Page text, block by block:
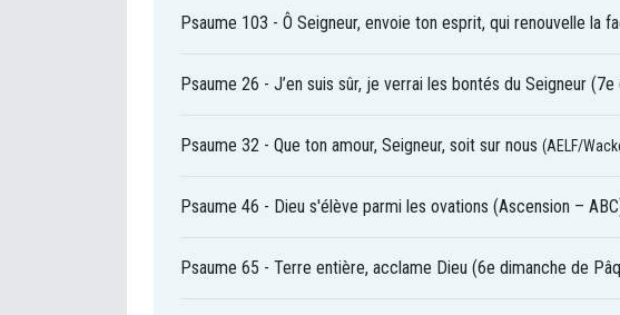
Psaume 103 - Ô Seigneur, envoie ton esprit, qui renouvelle la
Psaume 26 - J’en suis sûr, je verrai les bontés du Seigneur
Psaume 32 - Que ton amour, Seigneur, soit sur nous (AELF/
Psaume 46 - Dieu s'élève parmi les ovations (Ascension –
Psaume 65 - Terre entière, acclame Dieu (6e dimanche de